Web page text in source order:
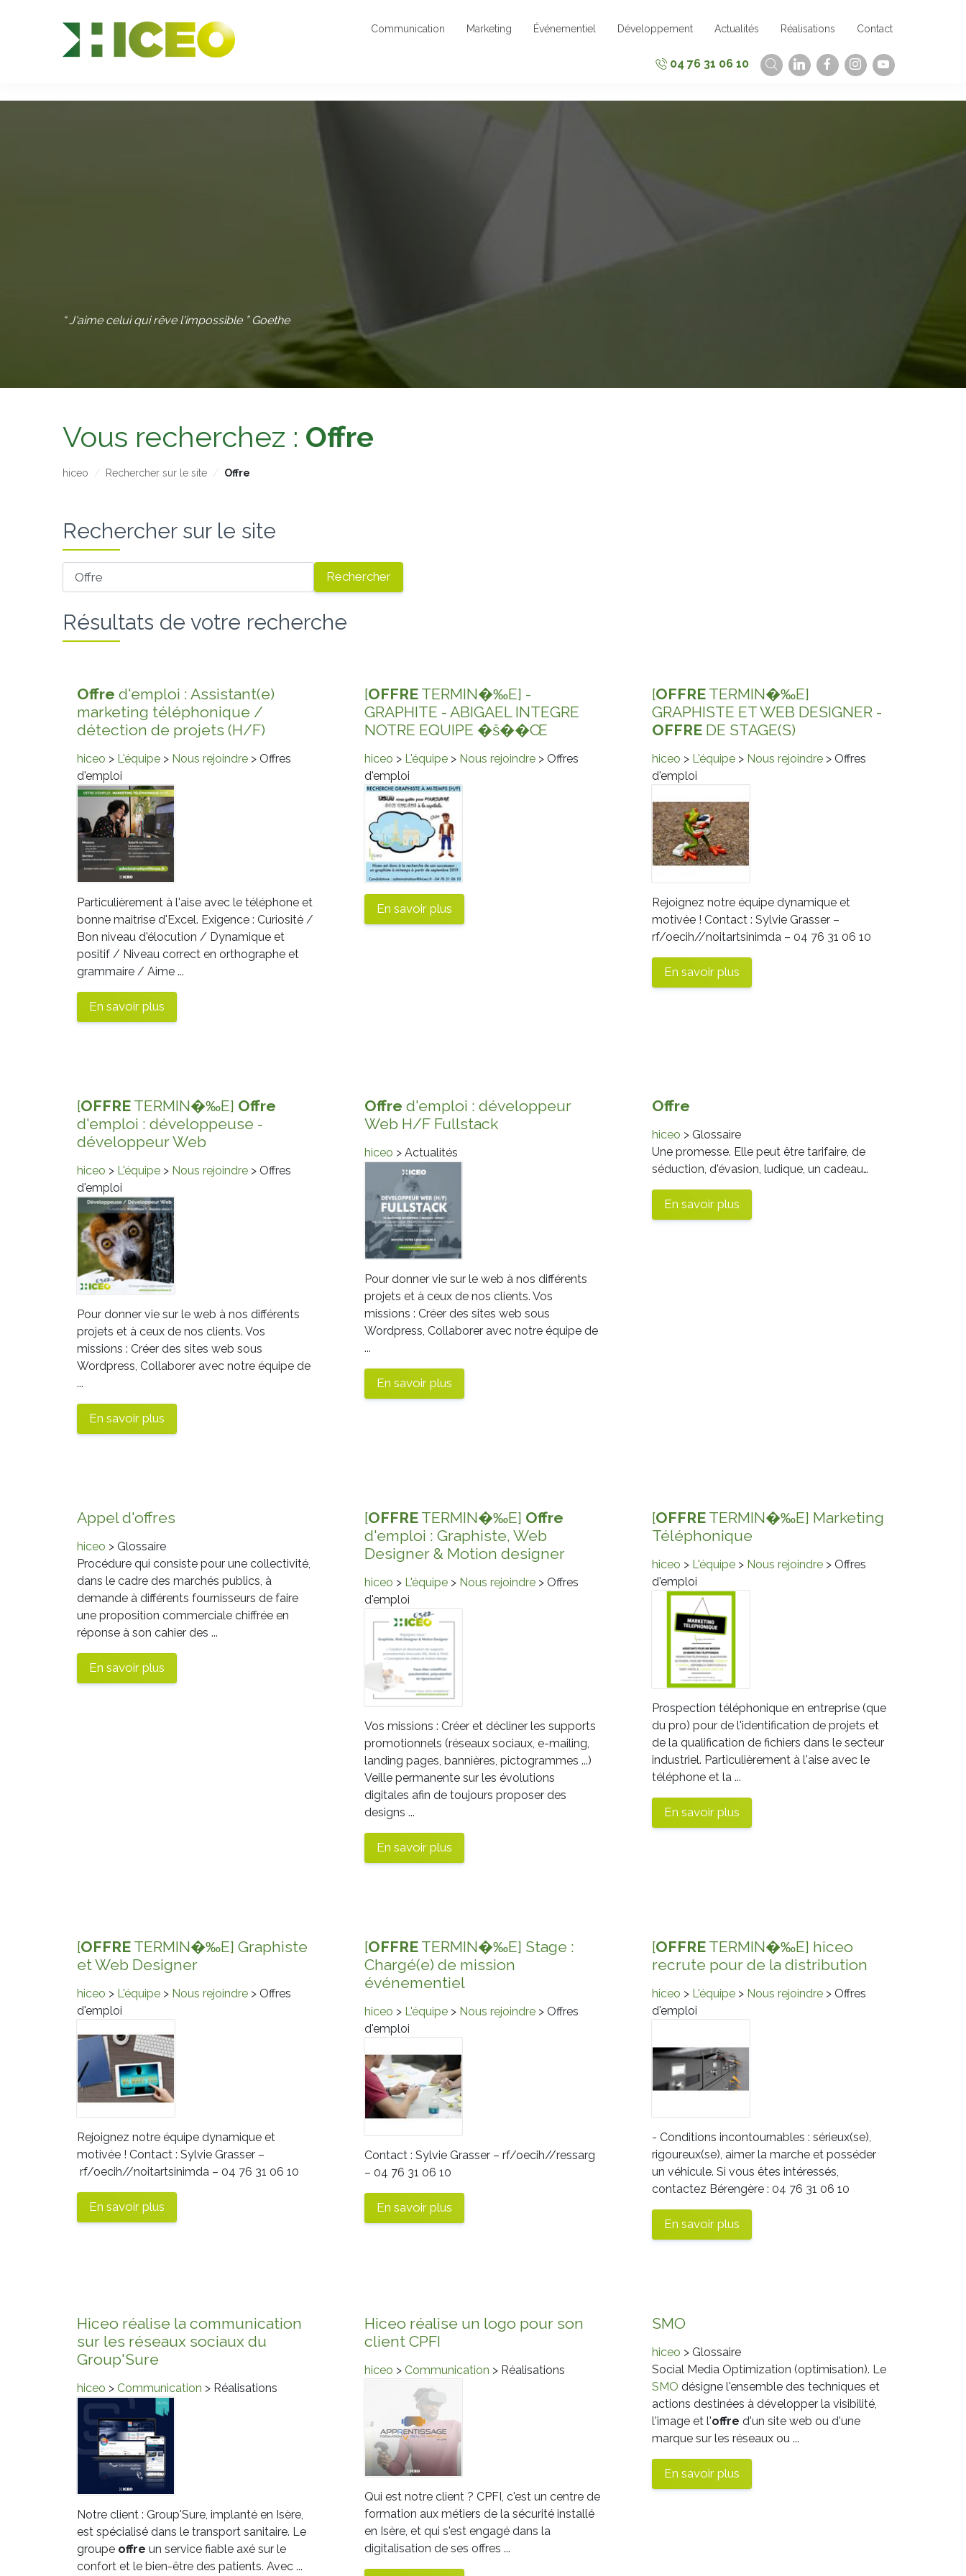
Communication Marketing Événementiel Développement Actualités Réalisations Contact
04 76 31 06 10
“ J'aime celui qui rêve l'impossible ” Goethe
Vous recherchez : Offre
hiceo Rechercher sur le site Offre
Rechercher sur le site
Votre recherche
Résultats de votre recherche
Offre d'emploi : Assistant(e)
marketing téléphonique /
détection de projets (H/F)
hiceo > L'équipe > Nous rejoindre > Offres
d'emploi
Particulièrement à l'aise avec le téléphone et
bonne maitrise d'Excel. Exigence : Curiosité /
Bon niveau d'élocution / Dynamique et
positif / Niveau correct en orthographe et
grammaire / Aime ...
En savoir plus
[OFFRETERMIN�‰E] -
GRAPHITE - ABIGAEL INTEGRE
NOTRE EQUIPE �š�️�Œ
hiceo > L'équipe> Nous rejoindre> Offres
d'emploi
En savoir plus
[OFFRETERMIN�‰E]
GRAPHISTE ET WEB DESIGNER -
OFFREDE STAGE(S)
hiceo > L'équipe> Nous rejoindre> Offres
d'emploi
Rejoignez notre équipe dynamique et
motivée ! Contact : Sylvie Grasser –
rf/oecih//noitartsinimda– 04 76 31 06 10
En savoir plus
[OFFRE TERMIN�‰E] Offre
d'emploi : développeuse -
développeur Web
hiceo > L'équipe > Nous rejoindre > Offres
d'emploi
Pour donner vie sur le web à nos différents
projets et à ceux de nos clients. Vos
missions : Créer des sites web sous
Wordpress, Collaborer avec notre équipe de
...
En savoir plus
Offre d'emploi : développeur
Web H/F Fullstack
hiceo > Actualités
Pour donner vie sur le web à nos différents
projets et à ceux de nos clients. Vos
missions : Créer des sites web sous
Wordpress, Collaborer avec notre équipe de
...
En savoir plus
Offre
hiceo > Glossaire
Une promesse. Elle peut être tarifaire, de
séduction, d'évasion, ludique, un cadeau…
En savoir plus
Appel d'offres
hiceo > Glossaire
Procédure qui consiste pour une collectivité,
dans le cadre des marchés publics, à
demande à différents fournisseurs de faire
une proposition commerciale chiffrée en
réponse à son cahier des ...
En savoir plus
[OFFRETERMIN�‰E] Offre
d'emploi : Graphiste, Web
Designer & Motion designer
hiceo > L'équipe> Nous rejoindre> Offres
d'emploi
Vos missions : Créer et décliner les supports
promotionnels (réseaux sociaux, e-mailing,
landing pages, bannières, pictogrammes ...)
Veille permanente sur les évolutions
digitales afin de toujours proposer des
designs ...
En savoir plus
[OFFRETERMIN�‰E] Marketing
Téléphonique
hiceo > L'équipe> Nous rejoindre> Offres
d'emploi
Prospection téléphonique en entreprise (que
du pro) pour de l'identification de projets et
de la qualification de fichiers dans le secteur
industriel. Particulièrement à l'aise avec le
téléphone et la ...
En savoir plus
[OFFRE TERMIN�‰E] Graphiste
et Web Designer
hiceo > L'équipe > Nous rejoindre > Offres
d'emploi
Rejoignez notre équipe dynamique et
motivée ! Contact : Sylvie Grasser –
rf/oecih//noitartsinimda – 04 76 31 06 10
En savoir plus
[OFFRETERMIN�‰E] Stage :
Chargé(e) de mission
événementiel
hiceo > L'équipe> Nous rejoindre> Offres
d'emploi
Contact : Sylvie Grasser – rf/oecih//ressarg
– 04 76 31 06 10
En savoir plus
[OFFRETERMIN�‰E] hiceo
recrute pour de la distribution
hiceo > L'équipe> Nous rejoindre> Offres
d'emploi
- Conditions incontournables : sérieux(se),
rigoureux(se), aimer la marche et posséder
un véhicule. Si vous êtes intéressés,
contactez Bérengère : 04 76 31 06 10
En savoir plus
Hiceo réalise la communication
sur les réseaux sociaux du
Group'Sure
hiceo > Communication > Réalisations
Notre client : Group'Sure, implanté en Isère,
est spécialisé dans le transport sanitaire. Le
groupe offre un service fiable axé sur le
confort et le bien-être des patients. Avec ...
Hiceo réalise un logo pour son
client CPFI
hiceo > Communication > Réalisations
Qui est notre client ? CPFI, c'est un centre de
formation aux métiers de la sécurité installé
en Isère, et qui s'est engagé dans la
digitalisation de ses offres ...
SMO
hiceo > Glossaire
Social Media Optimization (optimisation). Le
SMO désigne l'ensemble des techniques et
actions destinées à développer la visibilité,
l'image et l'offre d'un site web ou d'une
marque sur les réseaux ou ...
En savoir plus